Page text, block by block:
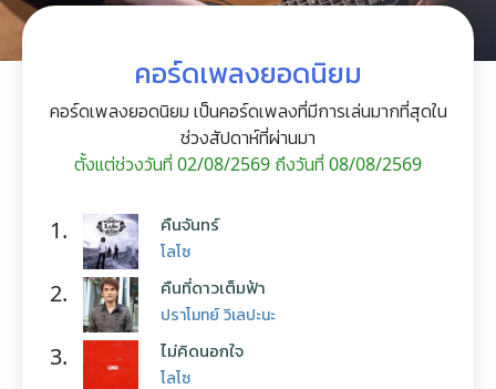
คอร์ดเพลงยอดนิยม
คอร์ดเพลงยอดนิยม เป็นคอร์ดเพลงที่มีการเล่นมากที่สุดใน
ช่วงสัปดาห์ที่ผ่านมา
ตั้งแต่ช่วงวันที่ 02/08/2569 ถึงวันที่ 08/08/2569
1. คืนจันทร์
โลโซ
2. คืนที่ดาวเต็มฟ้า
ปราโมทย์ วิเลปะนะ
3. ไม่คิดนอกใจ
โลโซ